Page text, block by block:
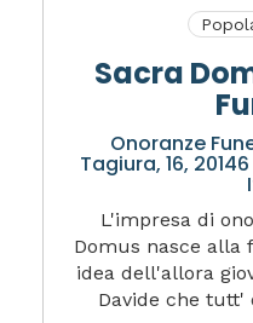
Sacra
Onoranze
Tagiura, 16,
L'impresa di
Domus nasce alla
idea dell'allora
Davide che tutt'